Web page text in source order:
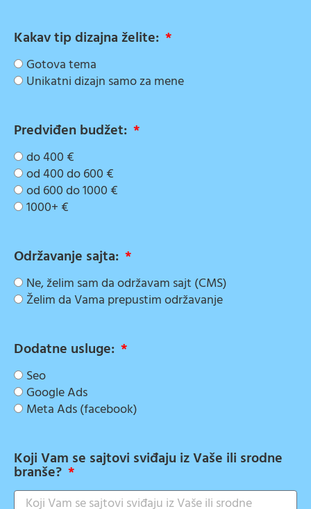
Kakav tip dizajna želite:
Gotova tema
Unikatni dizajn samo za mene
Predviđen budžet:
do 400 €
od 400 do 600 €
od 600 do 1000 €
1000+ €
Održavanje sajta:
Ne, želim sam da održavam sajt (CMS)
Želim da Vama prepustim održavanje
Dodatne usluge:
Seo
Google Ads
Meta Ads (facebook)
Koji Vam se sajtovi sviđaju iz Vaše ili srodne
branše?